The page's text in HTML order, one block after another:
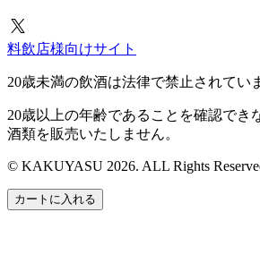
料飲店様向けサイト
20歳未満の飲酒は法律で禁止されてい
20歳以上の年齢であることを確認でき
酒類を販売いたしません。
© KAKUYASU 2026. ALL Rights
カートに入れる